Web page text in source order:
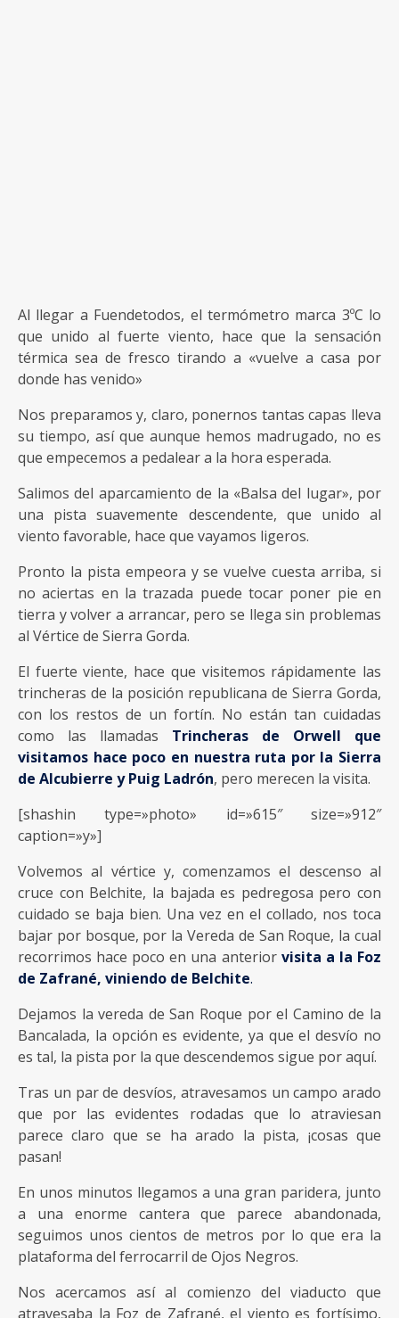
Al llegar a Fuendetodos, el termómetro marca 3ºC lo
que unido al fuerte viento, hace que la sensación
térmica sea de fresco tirando a «vuelve a casa por
donde has venido»
Nos preparamos y, claro, ponernos tantas capas lleva
su tiempo, así que aunque hemos madrugado, no es
que empecemos a pedalear a la hora esperada.
Salimos del aparcamiento de la «Balsa del lugar», por
una pista suavemente descendente, que unido al
viento favorable, hace que vayamos ligeros.
Pronto la pista empeora y se vuelve cuesta arriba, si
no aciertas en la trazada puede tocar poner pie en
tierra y volver a arrancar, pero se llega sin problemas
al Vértice de Sierra Gorda.
El fuerte viente, hace que visitemos rápidamente las
trincheras de la posición republicana de Sierra Gorda,
con los restos de un fortín. No están tan cuidadas
como las llamadas Trincheras de Orwell que
visitamos hace poco en nuestra ruta por la Sierra
de Alcubierre y Puig Ladrón, pero merecen la visita.
[shashin type=»photo» id=»615″ size=»912″
caption=»y»]
Volvemos al vértice y, comenzamos el descenso al
cruce con Belchite, la bajada es pedregosa pero con
cuidado se baja bien. Una vez en el collado, nos toca
bajar por bosque, por la Vereda de San Roque, la cual
recorrimos hace poco en una anterior visita a la Foz
de Zafrané, viniendo de Belchite.
Dejamos la vereda de San Roque por el Camino de la
Bancalada, la opción es evidente, ya que el desvío no
es tal, la pista por la que descendemos sigue por aquí.
Tras un par de desvíos, atravesamos un campo arado
que por las evidentes rodadas que lo atraviesan
parece claro que se ha arado la pista, ¡cosas que
pasan!
En unos minutos llegamos a una gran paridera, junto
a una enorme cantera que parece abandonada,
seguimos unos cientos de metros por lo que era la
plataforma del ferrocarril de Ojos Negros.
Nos acercamos así al comienzo del viaducto que
atravesaba la Foz de Zafrané, el viento es fortísimo,